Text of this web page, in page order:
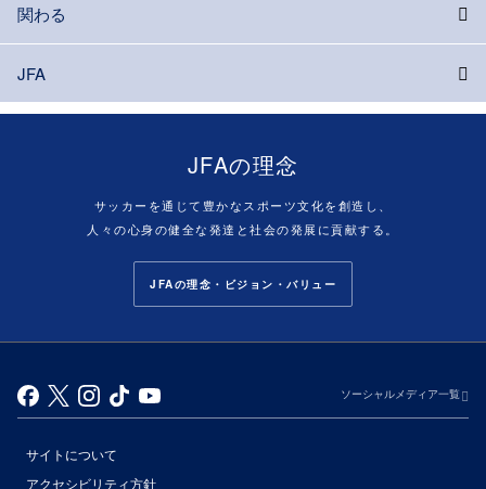
関わる
JFA
JFAの理念
サッカーを通じて豊かなスポーツ文化を創造し、
人々の心身の健全な発達と社会の発展に貢献する。
JFAの理念・ビジョン・バリュー
ソーシャルメディア一覧
サイトについて
アクセシビリティ方針